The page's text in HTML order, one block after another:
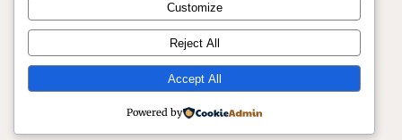
Official Site of Christian Montanari | Racer &
Motorsport Profile
Customize
Reject All
Accept All
Powered by